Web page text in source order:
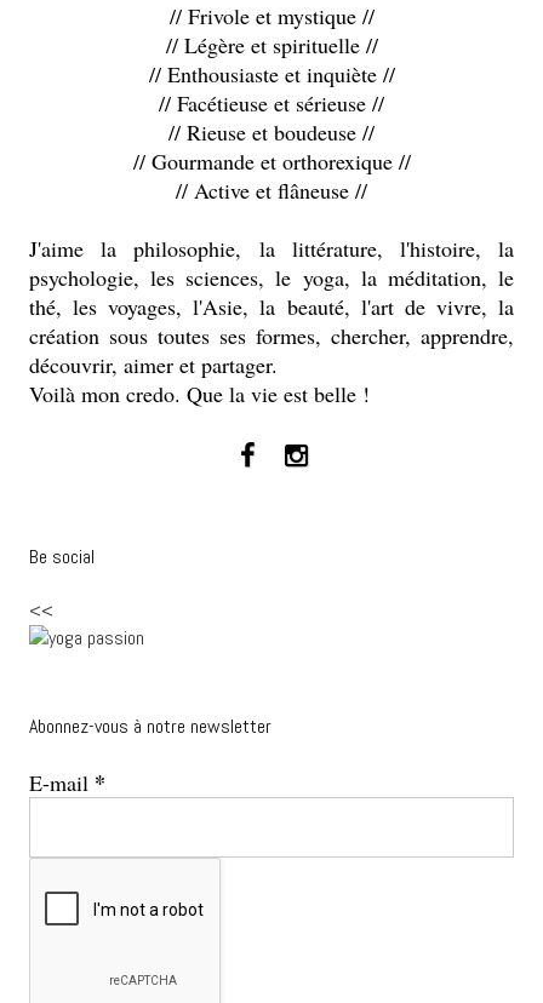
// Frivole et mystique //
// Légère et spirituelle //
// Enthousiaste et inquiète //
// Facétieuse et sérieuse //
// Rieuse et boudeuse //
// Gourmande et orthorexique //
// Active et flâneuse //
J'aime la philosophie, la littérature, l'histoire, la
psychologie, les sciences, le yoga, la méditation, le
thé, les voyages, l'Asie, la beauté, l'art de vivre, la
création sous toutes ses formes, chercher, apprendre,
découvrir, aimer et partager.
Voilà mon credo. Que la vie est belle !
Be social
<<
Abonnez-vous à notre newsletter
E-mail *